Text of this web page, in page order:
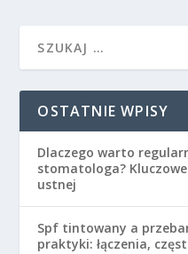
OSTATNIE WPISY
Dlaczego warto
stomatologa?
ustnej
Spf tintowany a
praktyki: łączenia,